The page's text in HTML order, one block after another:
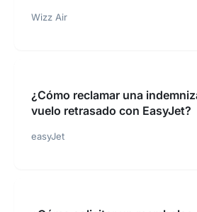
Wizz Air
¿Cómo reclamar una
vuelo retrasado con EasyJet?
easyJet